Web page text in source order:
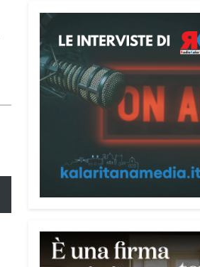
Attenzione alle telefonate
Una pubblicazione di servizio
dedicata alla prevenzione delle
truffe ai danni degli anziani e
persone più fragili. Si tratta del
Vademecum contro le truffe,
persone più vulnerabili. «L’idea
realizzare il Vademecum – ha